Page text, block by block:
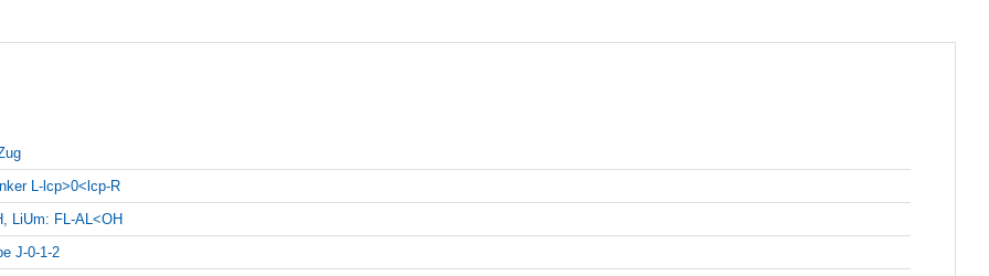
L-lcp>0<lcp-R
LiUm: FL-AL<OH
J-0-1-2